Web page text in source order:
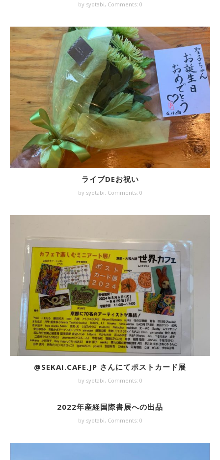
by syotabi, Comments: 0
ライブDEお祝い
by syotabi, Comments: 0
@SEKAI.CAFE.JP さんにてポストカード展
by syotabi, Comments: 0
2022年産経国際書展への出品
by syotabi, Comments: 0